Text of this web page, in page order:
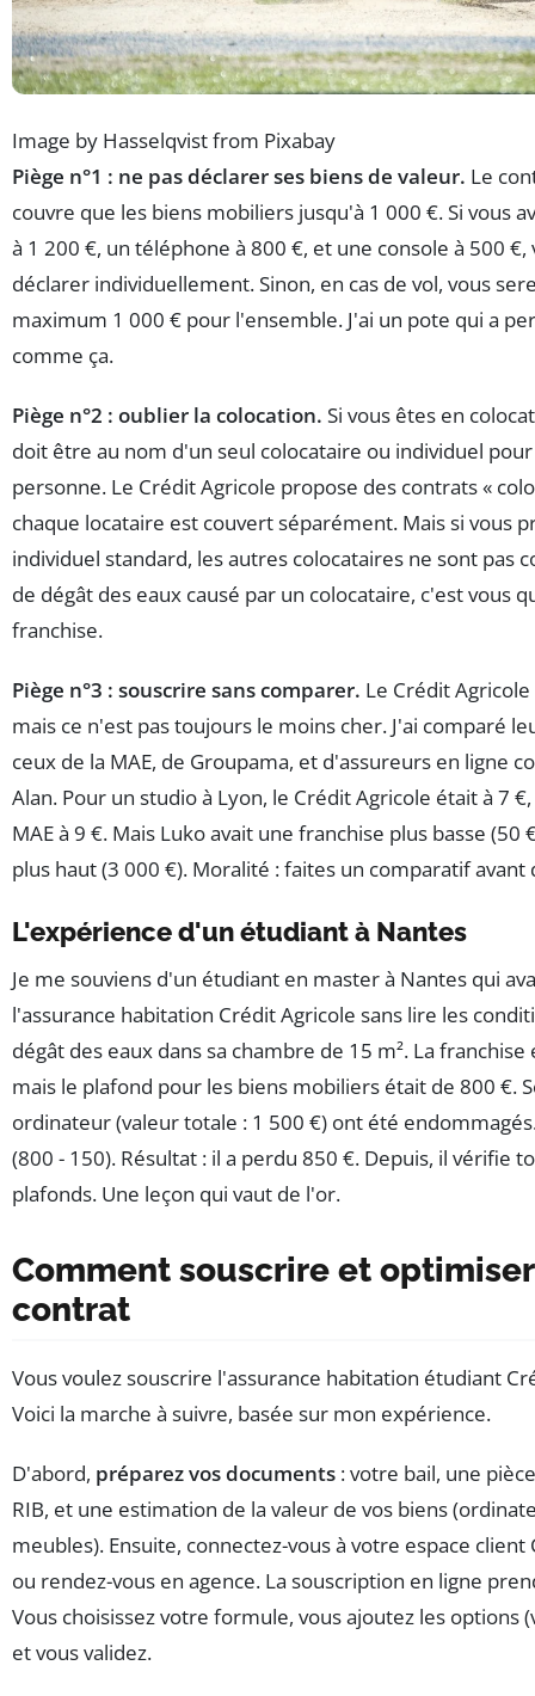
Image by Hasselqvist from Pixabay
Piège n°1 : ne pas déclarer ses biens de valeur. Le
couvre que les biens mobiliers jusqu'à 1 000 €. Si vous
à 1 200 €, un téléphone à 800 €, et une console à 500 €,
déclarer individuellement. Sinon, en cas de vol, vous
maximum 1 000 € pour l'ensemble. J'ai un pote qui a
comme ça.
Piège n°2 : oublier la colocation. Si vous êtes en
doit être au nom d'un seul colocataire ou individuel
personne. Le Crédit Agricole propose des contrats «
chaque locataire est couvert séparément. Mais si vous
individuel standard, les autres colocataires ne sont pas
de dégât des eaux causé par un colocataire, c'est vous
franchise.
Piège n°3 : souscrire sans comparer. Le Crédit
mais ce n'est pas toujours le moins cher. J'ai comparé
ceux de la MAE, de Groupama, et d'assureurs en ligne
Alan. Pour un studio à Lyon, le Crédit Agricole était à 7
MAE à 9 €. Mais Luko avait une franchise plus basse (50
plus haut (3 000 €). Moralité : faites un comparatif avant
L'expérience d'un étudiant à Nantes
Je me souviens d'un étudiant en master à Nantes qui
l'assurance habitation Crédit Agricole sans lire les
dégât des eaux dans sa chambre de 15 m². La
mais le plafond pour les biens mobiliers était de 800 €.
ordinateur (valeur totale : 1 500 €) ont été
(800 - 150). Résultat : il a perdu 850 €. Depuis, il vérifie
plafonds. Une leçon qui vaut de l'or.
Comment souscrire et
contrat
Vous voulez souscrire l'assurance habitation étudiant
Voici la marche à suivre, basée sur mon expérience.
D'abord, préparez vos documents : votre bail, une
RIB, et une estimation de la valeur de vos biens
meubles). Ensuite, connectez-vous à votre espace client
ou rendez-vous en agence. La souscription en ligne
Vous choisissez votre formule, vous ajoutez les options
et vous validez.